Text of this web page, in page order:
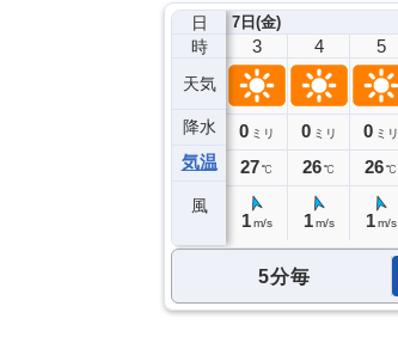
日
時
天気
降水
気温
風
7日(金)
2
0ミリ
27℃
3
0 ミリ
27℃
1 m/s
4
0 ミリ
26℃
1 m/s
5
0 ミリ
26℃
1 m/s
5分毎